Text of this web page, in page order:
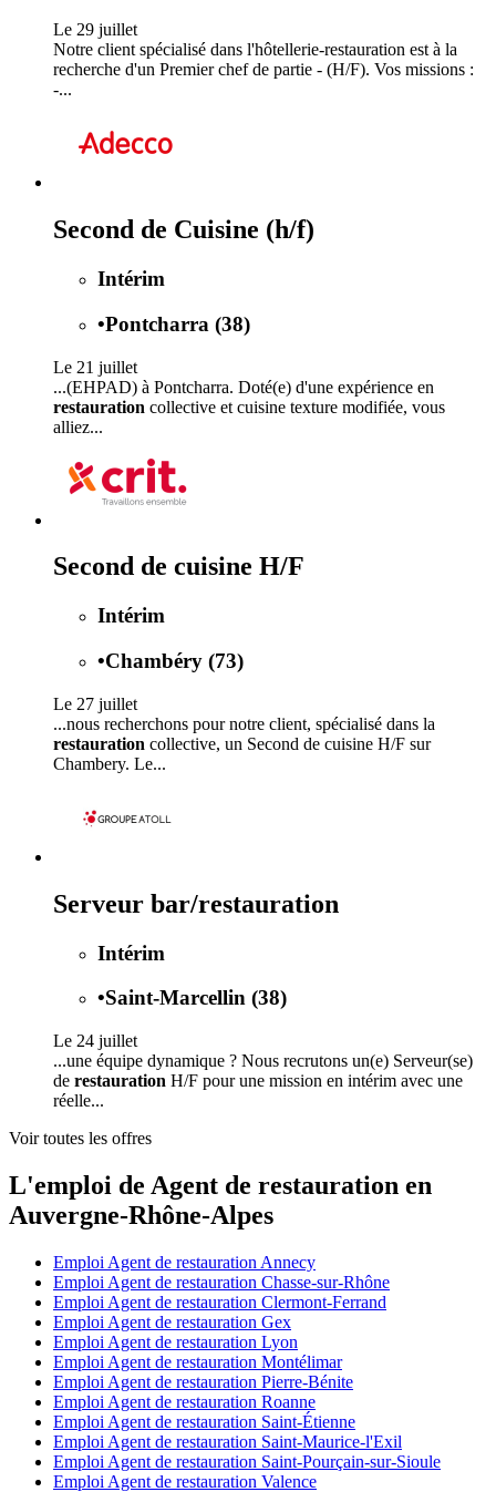
Le 29 juillet
Notre client spécialisé dans l'hôtellerie-restauration est à la
recherche d'un Premier chef de partie - (H/F). Vos missions :
-...
Second de Cuisine (h/f)
Intérim
•Pontcharra (38)
Le 21 juillet
...(EHPAD) à Pontcharra. Doté(e) d'une expérience en
restauration collective et cuisine texture modifiée, vous
alliez...
Second de cuisine H/F
Intérim
•Chambéry (73)
Le 27 juillet
...nous recherchons pour notre client, spécialisé dans la
restauration collective, un Second de cuisine H/F sur
Chambery. Le...
Serveur bar/restauration
Intérim
•Saint-Marcellin (38)
Le 24 juillet
...une équipe dynamique ? Nous recrutons un(e) Serveur(se)
de restauration H/F pour une mission en intérim avec une
réelle...
Voir toutes les offres
L'emploi de Agent de restauration en
Auvergne-Rhône-Alpes
Emploi Agent de restauration Annecy
Emploi Agent de restauration Chasse-sur-Rhône
Emploi Agent de restauration Clermont-Ferrand
Emploi Agent de restauration Gex
Emploi Agent de restauration Lyon
Emploi Agent de restauration Montélimar
Emploi Agent de restauration Pierre-Bénite
Emploi Agent de restauration Roanne
Emploi Agent de restauration Saint-Étienne
Emploi Agent de restauration Saint-Maurice-l'Exil
Emploi Agent de restauration Saint-Pourçain-sur-Sioule
Emploi Agent de restauration Valence